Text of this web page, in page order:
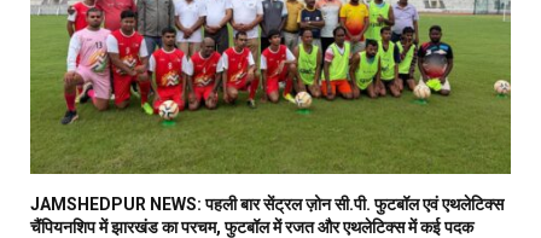
JAMSHEDPUR NEWS: पहली बार सेंट्रल ज़ोन सी.पी. फुटबॉल एवं एथलेटिक्स
चैंपियनशिप में झारखंड का परचम, फुटबॉल में रजत और एथलेटिक्स में कई पदक